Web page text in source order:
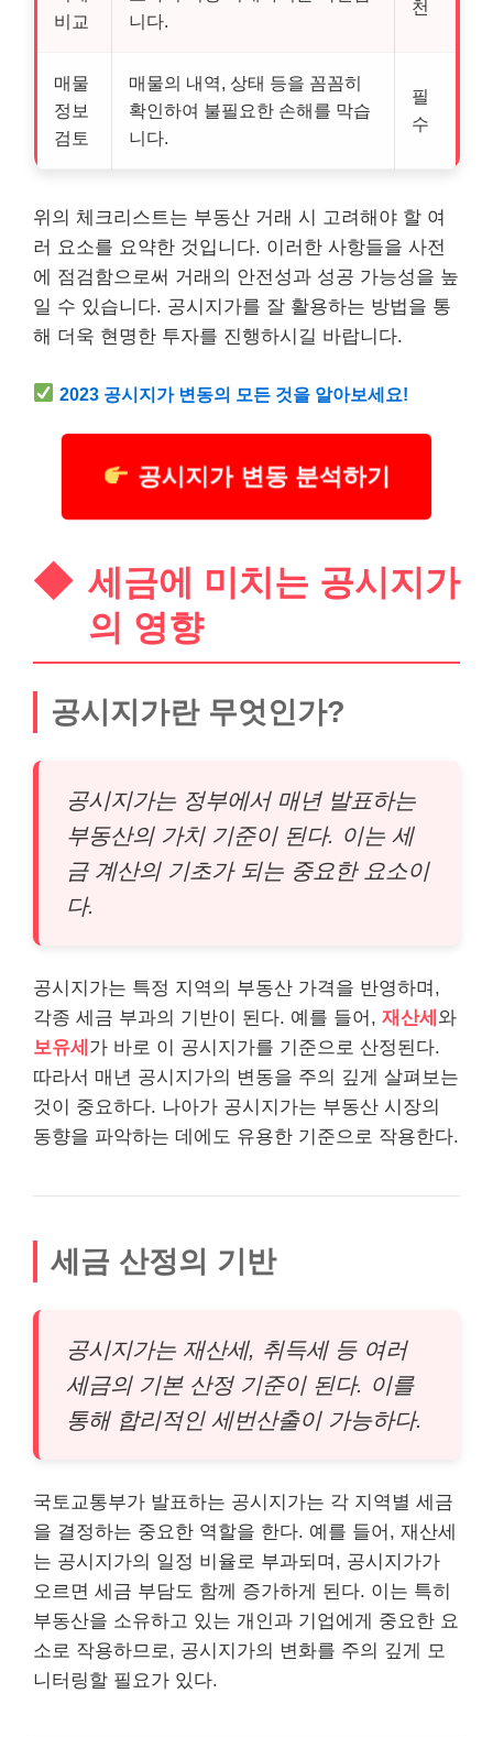
비교
니다.
천
매물
정보
검토
매물의 내역, 상태 등을 꼼꼼히
확인하여 불필요한 손해를 막습
니다.
필
수
위의 체크리스트는 부동산 거래 시 고려해야 할 여
러 요소를 요약한 것입니다. 이러한 사항들을 사전
에 점검함으로써 거래의 안전성과 성공 가능성을 높
일 수 있습니다. 공시지가를 잘 활용하는 방법을 통
해 더욱 현명한 투자를 진행하시길 바랍니다.
2023 공시지가 변동의 모든 것을 알아보세요!
공시지가 변동 분석하기
세금에 미치는 공시지가
의 영향
공시지가란 무엇인가?
공시지가는 정부에서 매년 발표하는
부동산의 가치 기준이 된다. 이는 세
금 계산의 기초가 되는 중요한 요소이
다.
공시지가는 특정 지역의 부동산 가격을 반영하며,
각종 세금 부과의 기반이 된다. 예를 들어, 재산세 와
보유세 가 바로 이 공시지가를 기준으로 산정된다.
따라서 매년 공시지가의 변동을 주의 깊게 살펴보는
것이 중요하다. 나아가 공시지가는 부동산 시장의
동향을 파악하는 데에도 유용한 기준으로 작용한다.
세금 산정의 기반
공시지가는 재산세, 취득세 등 여러
세금의 기본 산정 기준이 된다. 이를
통해 합리적인 세번산출이 가능하다.
국토교통부가 발표하는 공시지가는 각 지역별 세금
을 결정하는 중요한 역할을 한다. 예를 들어, 재산세
는 공시지가의 일정 비율로 부과되며, 공시지가가
오르면 세금 부담도 함께 증가하게 된다. 이는 특히
부동산을 소유하고 있는 개인과 기업에게 중요한 요
소로 작용하므로, 공시지가의 변화를 주의 깊게 모
니터링할 필요가 있다.